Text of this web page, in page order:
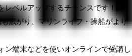
ベルアップするチャンスです！
広がり、マリンライフ・操船がより
ン端末などを使いオンラインで受講し